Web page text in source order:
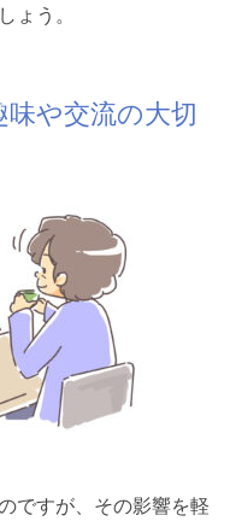
ょう。
や交流の大切
ですが、その影響を軽